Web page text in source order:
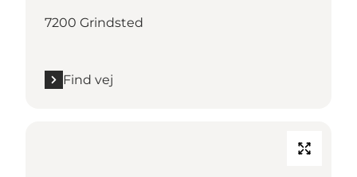
7200 Grindsted
Find vej